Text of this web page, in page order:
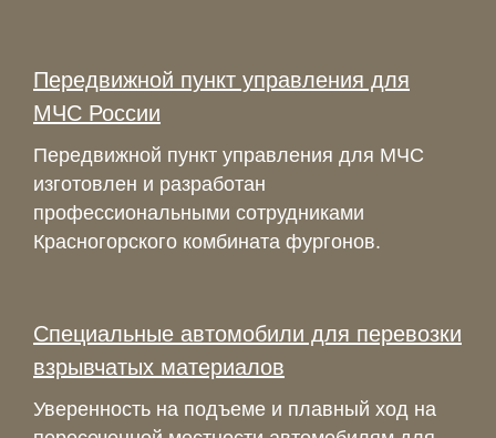
Передвижной пункт управления для
МЧС России
Передвижной пункт управления для МЧС
изготовлен и разработан
профессиональными сотрудниками
Красногорского комбината фургонов.
Специальные автомобили для перевозки
взрывчатых материалов
Уверенность на подъеме и плавный ход на